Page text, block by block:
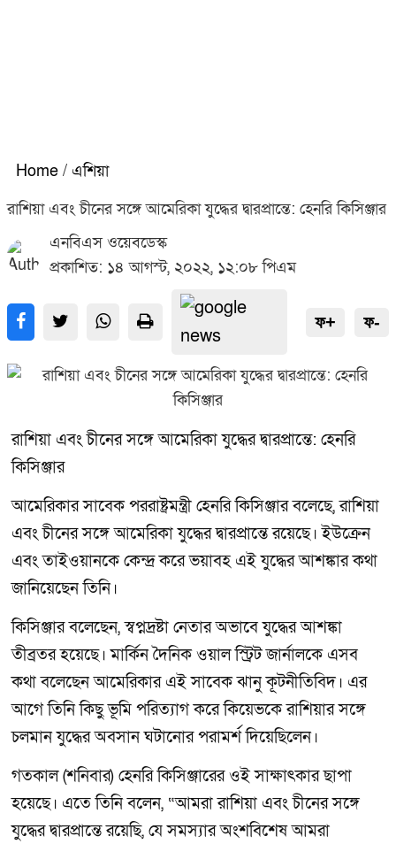
Home / এশিয়া
রাশিয়া এবং চীনের সঙ্গে আমেরিকা যুদ্ধের দ্বারপ্রান্তে: হেনরি কিসিঞ্জার
এনবিএস ওয়েবডেস্ক
প্রকাশিত: ১৪ আগস্ট, ২০২২, ১২:০৮ পিএম
ফ+ ফ-
রাশিয়া এবং চীনের সঙ্গে আমেরিকা যুদ্ধের দ্বারপ্রান্তে: হেনরি
কিসিঞ্জার
আমেরিকার সাবেক পররাষ্ট্রমন্ত্রী হেনরি কিসিঞ্জার বলেছে, রাশিয়া
এবং চীনের সঙ্গে আমেরিকা যুদ্ধের দ্বারপ্রান্তে রয়েছে। ইউক্রেন
এবং তাইওয়ানকে কেন্দ্র করে ভয়াবহ এই যুদ্ধের আশঙ্কার কথা
জানিয়েছেন তিনি।
কিসিঞ্জার বলেছেন, স্বপ্নদ্রষ্টা নেতার অভাবে যুদ্ধের আশঙ্কা
তীব্রতর হয়েছে। মার্কিন দৈনিক ওয়াল স্ট্রিট জার্নালকে এসব
কথা বলেছেন আমেরিকার এই সাবেক ঝানু কূটনীতিবিদ। এর
আগে তিনি কিছু ভূমি পরিত্যাগ করে কিয়েভকে রাশিয়ার সঙ্গে
চলমান যুদ্ধের অবসান ঘটানোর পরামর্শ দিয়েছিলেন।
গতকাল (শনিবার) হেনরি কিসিঞ্জারের ওই সাক্ষাৎকার ছাপা
হয়েছে। এতে তিনি বলেন, “আমরা রাশিয়া এবং চীনের সঙ্গে
যুদ্ধের দ্বারপ্রান্তে রয়েছি, যে সমস্যার অংশবিশেষ আমরা